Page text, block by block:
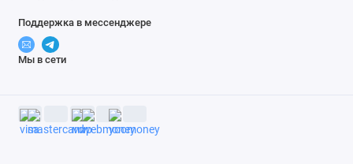
Поддержка в мессенджере
Мы в сети